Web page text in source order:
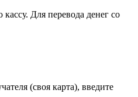
Для перевода денег со
(своя карта), введите